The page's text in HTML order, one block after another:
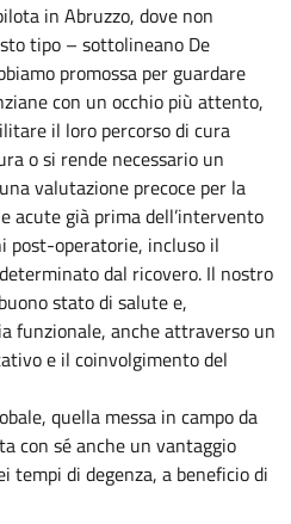
in Abruzzo, dove non
tipo – sottolineano De
promossa per guardare
con un occhio più attento,
il loro percorso di cura
o si rende necessario un
valutazione precoce per la
acute già prima dell’intervento
post-operatorie, incluso il
dal ricovero. Il nostro
stato di salute e,
funzionale, anche attraverso un
e il coinvolgimento del
quella messa in campo da
con sé anche un vantaggio
tempi di degenza, a beneficio di